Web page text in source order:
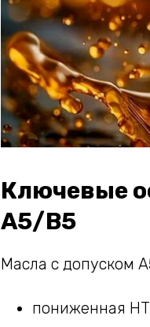
Ключевые
A5/B5
Масла с допуском
пониженная